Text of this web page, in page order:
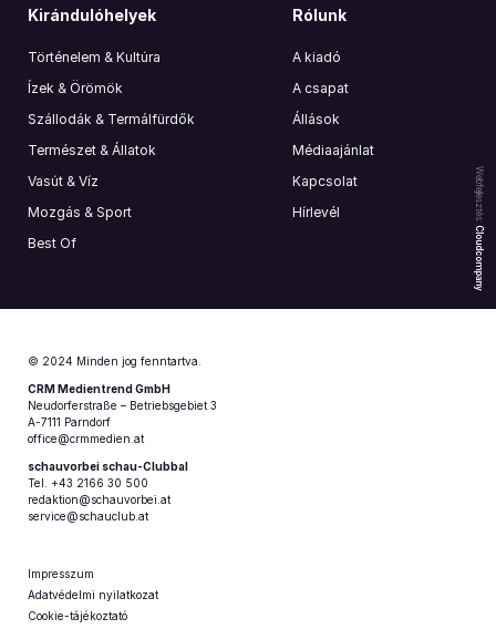
Webfejlesztés:
Cloudcompany
Kirándulóhelyek
Történelem & Kultúra
Ízek & Örömök
Szállodák & Termálfürdők
Természet & Állatok
Vasút & Víz
Mozgás & Sport
Best Of
Rólunk
A kiadó
A csapat
Állások
Médiaajánlat
Kapcsolat
Hírlevél
© 2024 Minden jog fenntartva.
CRM Medientrend GmbH
Neudorferstraße – Betriebsgebiet 3
A-7111 Parndorf
office@crmmedien.at
schauvorbei schau-Clubbal
Tel. +43 2166 30 500
redaktion@schauvorbei.at
service@schauclub.at
Impresszum
Adatvédelmi nyilatkozat
Cookie-tájékoztató